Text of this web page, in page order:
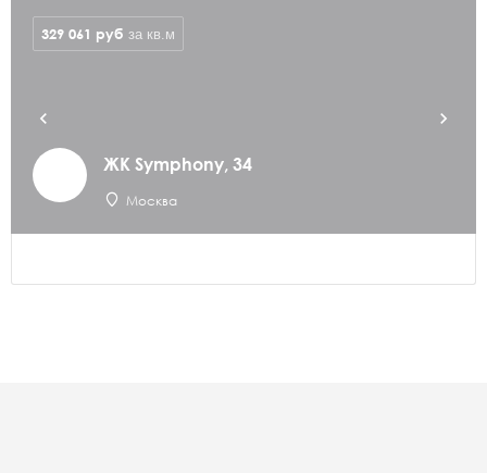
ЖК Symphony, 34
Москва
329 061 руб за кв.м